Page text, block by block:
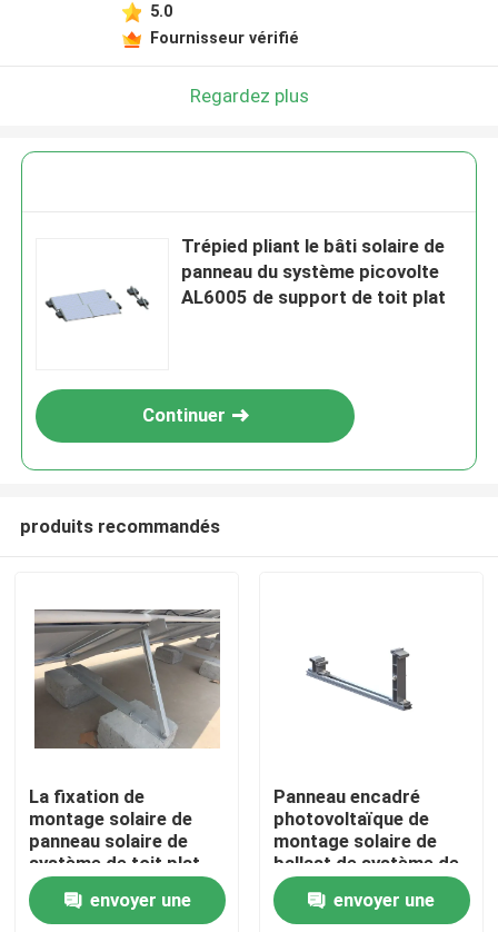
Maison
Produits
Vidéos
5.0
Fournisseur vérifié
Regardez plus
Trépied pliant le bâti solaire de
panneau du système picovolte
AL6005 de support de toit plat
Continuer
produits recommandés
La fixation de
montage solaire de
panneau solaire de
système de toit plat
encadre des supports
d'inclinaison de
envoyer une
Panneau encadré
photovoltaïque de
montage solaire de
ballast de système de
toit plat de 10 degrés
envoyer une